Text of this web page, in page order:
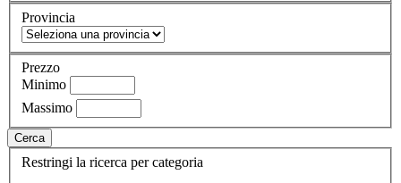
Provincia
Prezzo
Minimo
Massimo
Cerca
Restringi la ricerca per categoria